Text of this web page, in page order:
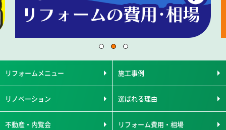
リフォームメニュー 施工事例
リノベーション 選ばれる理由
不動産・内覧会 リフォーム費用・相場